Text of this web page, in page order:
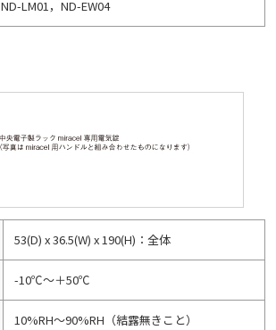
ND-LM01，ND-EW04
53(D) x 36.5(W) x 190(H)：全体
-10℃～＋50℃
10%RH～90%RH（結露無きこと）